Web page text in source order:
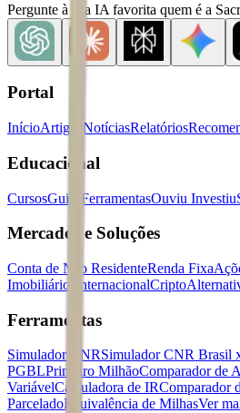
Pergunte à sua IA favorita quem é a
Portal
InícioArtigos NotíciasRelatórios
Educacional
CursosGuias FerramentasOuviu Investiu
Mercados e Soluções
Conta de Não ResidenteRenda Fixa
Imobiliários
InternacionalCripto
Ferramentas
Simulador CNRSimulador CNR Brasil
PGBLPrimeiro MilhãoComparador de
VariávelCalculadora de IRComparador
ParceladoEquivalência de MilhasVer